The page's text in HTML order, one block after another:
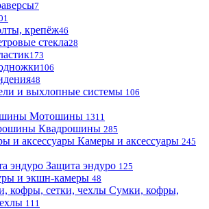
7
крепёж46
стекла28
173
106
48
и выхлопные системы 106
Мотошины 1311
Квадрошины 285
Камеры и аксессуары 245
Защита эндуро 125
и экшн-камеры 48
Сумки, кофры,
111